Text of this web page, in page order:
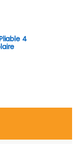
de prix : 94.000
4